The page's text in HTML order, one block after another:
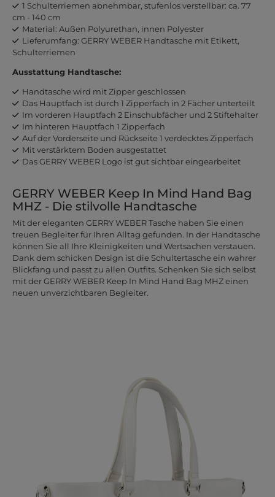
1 Schulterriemen abnehmbar, stufenlos verstellbar: ca. 77
cm - 140 cm
Material: Außen Polyurethan, innen Polyester
Lieferumfang: GERRY WEBER Handtasche mit Etikett,
Schulterriemen
Ausstattung Handtasche:
Handtasche wird mit Zipper geschlossen
Das Hauptfach ist durch 1 Zipperfach in 2 Fächer unterteilt
Im vorderen Hauptfach 2 Einschubfächer und 2 Stiftehalter
Im hinteren Hauptfach 1 Zipperfach
Auf der Vorderseite und Rückseite 1 verdecktes Zipperfach
Mit verstärktem Boden ausgestattet
Das GERRY WEBER Logo ist gut sichtbar eingearbeitet
GERRY WEBER Keep In Mind Hand Bag
MHZ - Die stilvolle Handtasche
Mit der eleganten GERRY WEBER Tasche haben Sie einen
treuen Begleiter für Ihren Alltag gefunden. In der Handtasche
können Sie all Ihre Kleinigkeiten und Wertsachen verstauen.
Dank dem schicken Design ist die Schultertasche ein wahrer
Blickfang und passt zu allen Outfits. Schenken Sie sich selbst
mit der GERRY WEBER Keep In Mind Hand Bag MHZ einen
neuen unverzichtbaren Begleiter.